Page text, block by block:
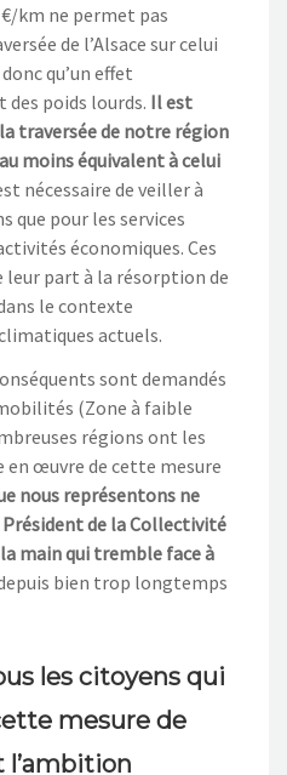
km ne permet pas
de l’Alsace sur celui
qu’un effet
poids lourds. Il est
traversée de notre région
moins équivalent à celui
nécessaire de veiller à
que pour les services
économiques. Ces
part à la résorption de
le contexte
actuels.
sont demandés
(Zone à faible
régions ont les
en œuvre de cette mesure
nous représentons ne
de la Collectivité
main qui tremble face à
bien trop longtemps
les citoyens qui
mesure de
l’ambition